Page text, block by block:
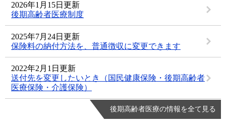
2026年1月15日更新
後期高齢者医療制度
2025年7月24日更新
保険料の納付方法を、普通徴収に変更できます
2022年2月1日更新
送付先を変更したいとき（国民健康保険・後期高齢者
医療保険・介護保険）
後期高齢者医療の情報を全て見る